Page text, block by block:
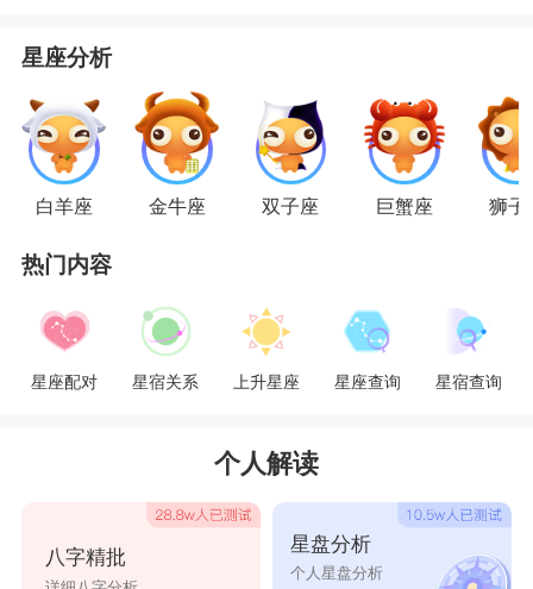
星座乐原创文章，转载需注明出处
星座分析
白羊座 金牛座 双子座 巨蟹座 狮子
热门内容
星座配对 星宿关系 上升星座 星座查询 星宿查询
个人解读
八字精批
星盘分析
个人星盘分析